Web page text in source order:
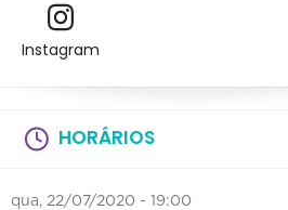
Instagram
HORÁRIOS
qua, 22/07/2020 - 19:00